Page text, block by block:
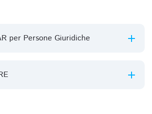
per Persone Giuridiche